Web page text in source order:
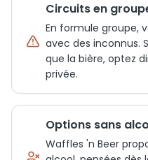
Circuits en
En formule groupe,
avec des inconnus.
que la bière, optez
privée.
Options sans
Waffles 'n Beer